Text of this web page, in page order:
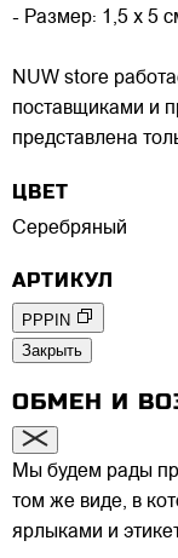
- Размер: 1,5 х 5
NUW store
поставщиками и
представлена
ЦВЕТ
Серебряный
АРТИКУЛ
PPPIN
Закрыть
ОБМЕН И
Мы будем рады
том же виде, в
ярлыками и